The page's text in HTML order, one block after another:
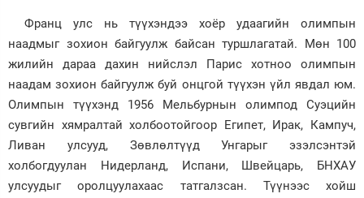
Франц улс нь түүхэндээ хоёр удаагийн олимпын
наадмыг зохион байгуулж байсан туршлагатай. Мөн 100
жилийн дараа дахин нийслэл Парис хотноо олимпын
наадам зохион байгуулж буй онцгой түүхэн үйл явдал юм.
Олимпын түүхэнд 1956 Мельбурнын олимпод Суэцийн
сувгийн хямралтай холбоотойгоор Египет, Ирак, Кампуч,
Ливан улсууд, Зөвлөлтүүд Унгарыг эзэлсэнтэй
холбогдуулан Нидерланд, Испани, Швейцарь, БНХАУ
улсуудыг оролцуулахаас татгалзсан. Түүнээс хойш